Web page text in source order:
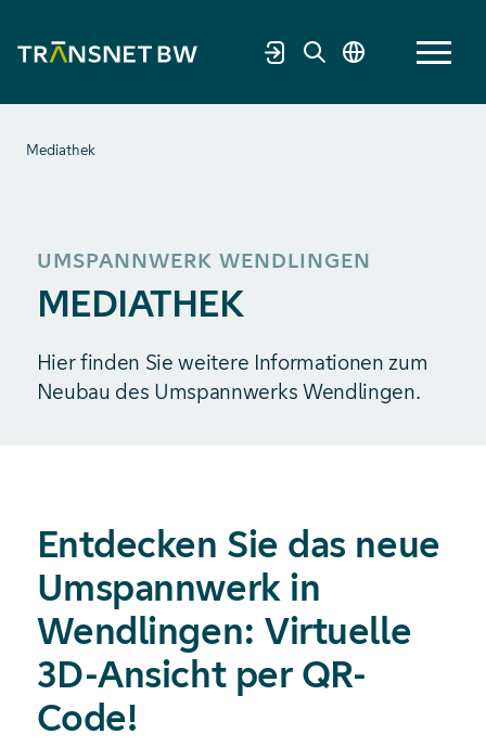
Mediathek
UMSPANNWERK WENDLINGEN
MEDIATHEK
Hier finden Sie weitere Informationen zum
Neubau des Umspannwerks Wendlingen.
Entdecken Sie das neue
Umspannwerk in
Wendlingen: Virtuelle
3D-Ansicht per QR-
Code!